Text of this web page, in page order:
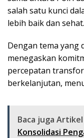
salah satu kunci
lebih baik dan sehat.
Dengan tema yang
menegaskan
percepatan
berkelanjutan,
Baca juga
Konsolidasi